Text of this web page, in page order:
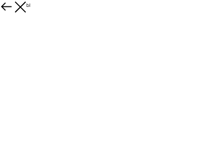
Все товары